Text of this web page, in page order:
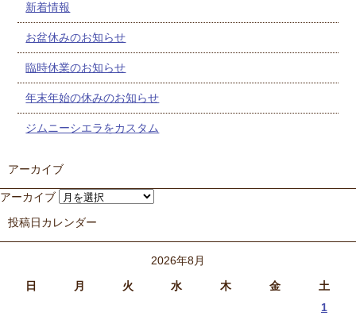
新着情報
お盆休みのお知らせ
臨時休業のお知らせ
年末年始の休みのお知らせ
ジムニーシエラをカスタム
アーカイブ
アーカイブ
投稿日カレンダー
2026年8月
日
月 火 水 木 金 土
1